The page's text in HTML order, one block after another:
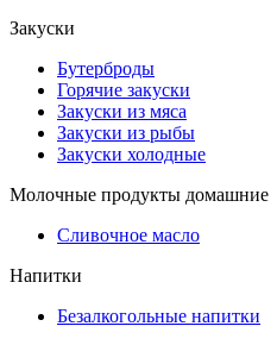
Закуски
Бутерброды
Горячие закуски
Закуски из мяса
Закуски из рыбы
Закуски холодные
Молочные продукты домашние
Сливочное масло
Напитки
Безалкогольные напитки